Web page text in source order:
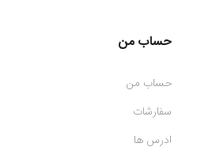
حساب من
حساب من
سفارشات
ادرس ها